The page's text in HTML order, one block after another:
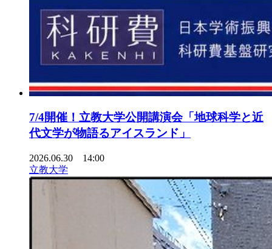
7/4開催！立教大学公開講演会「地球科学と近
代文学が物語るアイスランド」
2026.06.30 14:00
立教大学